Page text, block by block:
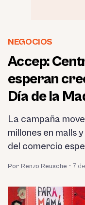
NEGOCIOS
Accep:
esperan
Día de la
La campaña
millones en malls
del comercio
Por Renzo Reusche • 7